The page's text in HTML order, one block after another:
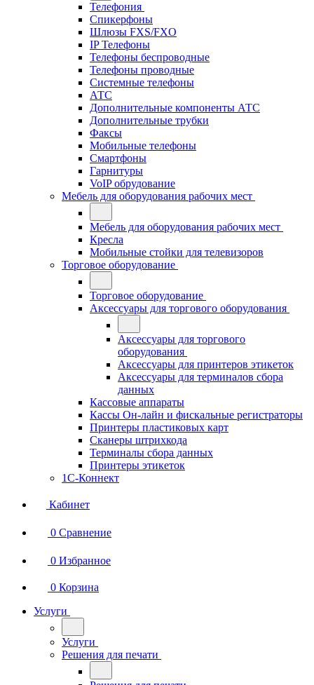
Телефония
Спикерфоны
Шлюзы FXS/FXO
IP Телефоны
Телефоны беспроводные
Телефоны проводные
Системные телефоны
АТС
Дополнительные компоненты АТС
Дополнительные трубки
Факсы
Мобильные телефоны
Смартфоны
Гарнитуры
VoIP обрудование
Мебель для оборудования рабочих мест
Мебель для оборудования рабочих мест
Кресла
Мобильные стойки для телевизоров
Торговое оборудование
Торговое оборудование
Аксессуары для торгового оборудования
Аксессуары для торгового
оборудования
Аксессуары для принтеров этикеток
Аксессуары для терминалов сбора
данных
Кассовые аппараты
Кассы Он-лайн и фискальные регистраторы
Принтеры пластиковых карт
Сканеры штрихкода
Терминалы сбора данных
Принтеры этикеток
1С-Коннект
Кабинет
0 Сравнение
0 Избранное
0 Корзина
Услуги
Услуги
Решения для печати